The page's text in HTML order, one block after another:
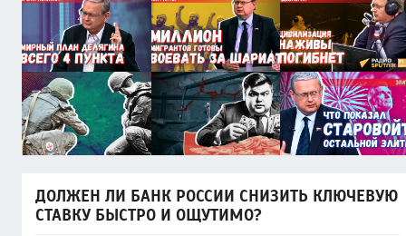
ДОЛЖЕН ЛИ БАНК РОССИИ СНИЗИТЬ КЛЮЧЕВУЮ
СТАВКУ БЫСТРО И ОЩУТИМО?